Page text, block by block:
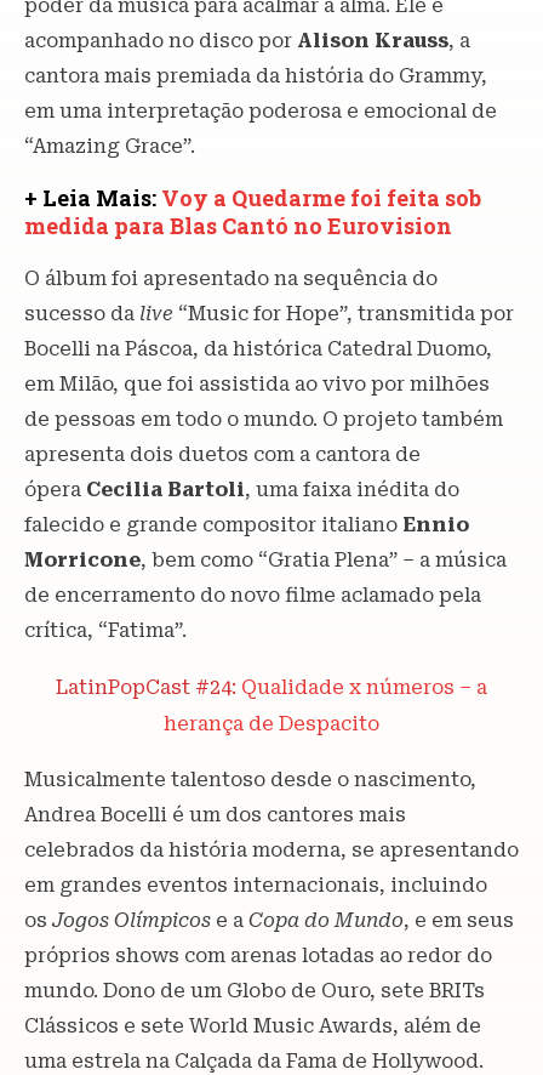
poder da música para acalmar a alma. Ele é
acompanhado no disco por Alison Krauss, a
cantora mais premiada da história do Grammy,
em uma interpretação poderosa e emocional de
“Amazing Grace”.
+ Leia Mais: Voy a Quedarme foi feita sob
medida para Blas Cantó no Eurovision
O álbum foi apresentado na sequência do
sucesso da live “Music for Hope”, transmitida por
Bocelli na Páscoa, da histórica Catedral Duomo,
em Milão, que foi assistida ao vivo por milhões
de pessoas em todo o mundo. O projeto também
apresenta dois duetos com a cantora de
ópera Cecilia Bartoli, uma faixa inédita do
falecido e grande compositor italiano Ennio
Morricone, bem como “Gratia Plena” – a música
de encerramento do novo filme aclamado pela
crítica, “Fatima”.
LatinPopCast #24: Qualidade x números – a
herança de Despacito
Musicalmente talentoso desde o nascimento,
Andrea Bocelli é um dos cantores mais
celebrados da história moderna, se apresentando
em grandes eventos internacionais, incluindo
os Jogos Olímpicos e a Copa do Mundo, e em seus
próprios shows com arenas lotadas ao redor do
mundo. Dono de um Globo de Ouro, sete BRITs
Clássicos e sete World Music Awards, além de
uma estrela na Calçada da Fama de Hollywood.